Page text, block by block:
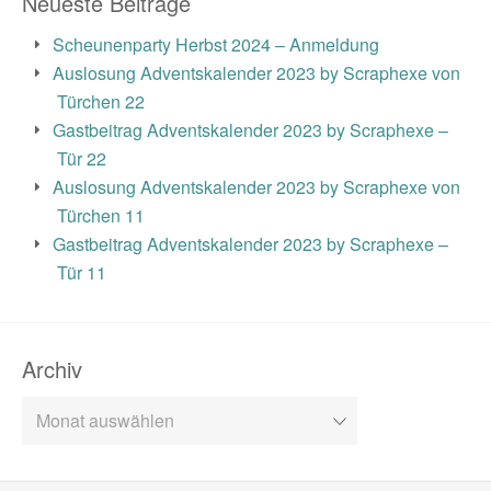
Scheunenparty Herbst 2024 – Anmeldung
Auslosung Adventskalender 2023 by Scraphexe von
Türchen 22
Gastbeitrag Adventskalender 2023 by Scraphexe –
Tür 22
Auslosung Adventskalender 2023 by Scraphexe von
Türchen 11
Gastbeitrag Adventskalender 2023 by Scraphexe –
Tür 11
Archiv
Archiv